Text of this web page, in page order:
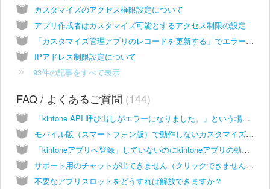
カスタマイズのアクセス権限設定について
アプリ作成者はカスタマイズ可能とするアクセス制限の設定
「カスタマイズ管理アプリのレコードを更新する」でエラーが出た場合の対応方法
IPアドレス制限設定について
93件の記事をすべて表示
FAQ / よくあるご質問 144
「kintone API 呼び出しがエラーになりました。」という場合の対応方法
モバイル版（スマートフォン版）で動作しないカスタマイズはありますか？
「kintoneアプリへ登録」していないのにkintoneアプリの動きが変わることはありますか？
サポート用のチャットが出てきません（クリックできません）が、どうすればいいですか？
不要なアプリスロットをどうすれば解放できますか？